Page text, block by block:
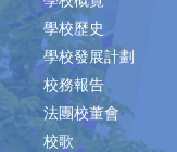
學校歷史
學校發展計劃
校務報告
法團校董會
校歌